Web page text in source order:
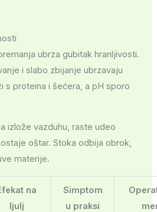
ubrza gubitak hranljivosti.
i slabo zbijanje ubrzavaju
s proteina i šećera, a pH sporo
izlože vazduhu, raste udeo
oštar. Stoka odbija obrok,
materije.
na
ljulj
Simptom
u praksi